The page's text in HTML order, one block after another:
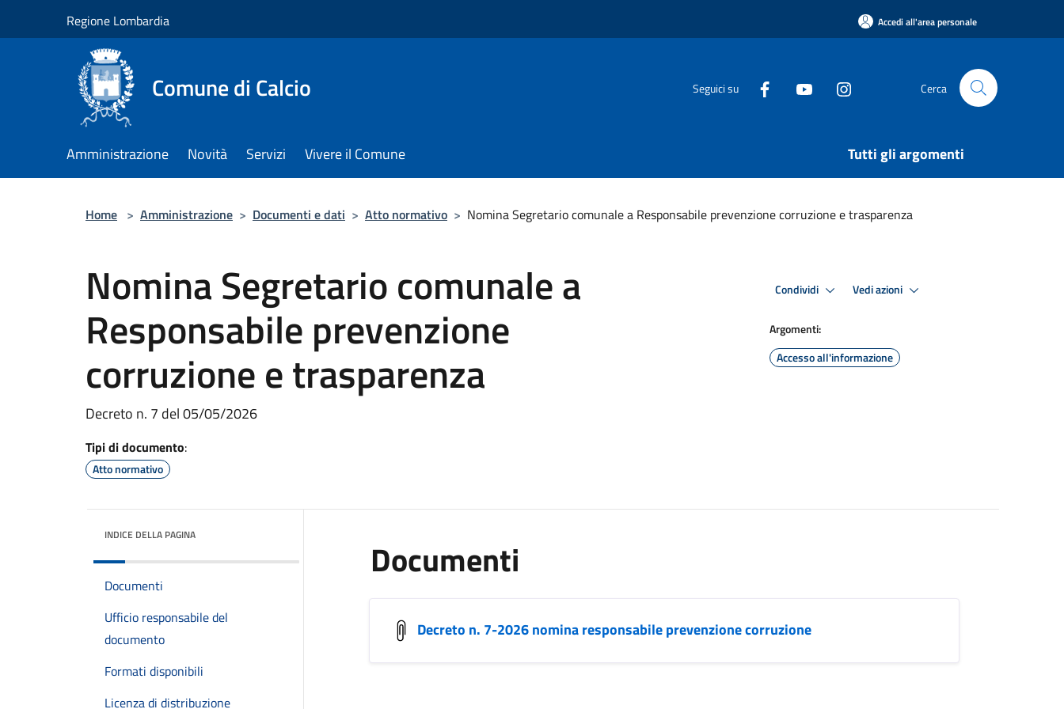
Regione Lombardia Accedi all'area personale
Comune di Calcio Seguici su Cerca
Amministrazione Novità Servizi Vivere il Comune Tutti gli argomenti
Home > Amministrazione > Documenti e dati > Atto normativo > Nomina Segretario comunale a Responsabile prevenzione corruzione e trasparenza
Nomina Segretario comunale a
Responsabile prevenzione
corruzione e trasparenza
Decreto n. 7 del 05/05/2026
Tipi di documento:
Atto normativo
Condividi Vedi azioni
Argomenti:
Accesso all'informazione
INDICE DELLA PAGINA
Documenti
Ufficio responsabile del
documento
Formati disponibili
Licenza di distribuzione
Documenti
Decreto n. 7-2026 nomina responsabile prevenzione corruzione